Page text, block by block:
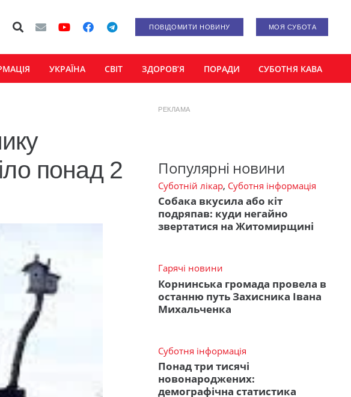
ПОВІДОМИТИ НОВИНУ МОЯ СУБОТА
УКРАЇНА СВІТ ЗДОРОВ’Я ПОРАДИ СУБОТНЯ КАВА
понад 2
РЕКЛАМА
Популярні новини
Суботній лікар, Суботня інформація
Собака вкусила або кіт
подряпав: куди негайно
звертатися на Житомирщині
Гарячі новини
Корнинська громада провела в
останню путь Захисника Івана
Михальченка
Суботня інформація
Понад три тисячі
новонароджених:
демографічна статистика